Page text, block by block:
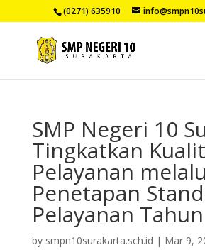
(0271) 635910
SMP Negeri 10
Tingkatkan
Pelayanan
Penetapan
Pelayanan
by smpn10surakarta.sch.id | Mar 9,